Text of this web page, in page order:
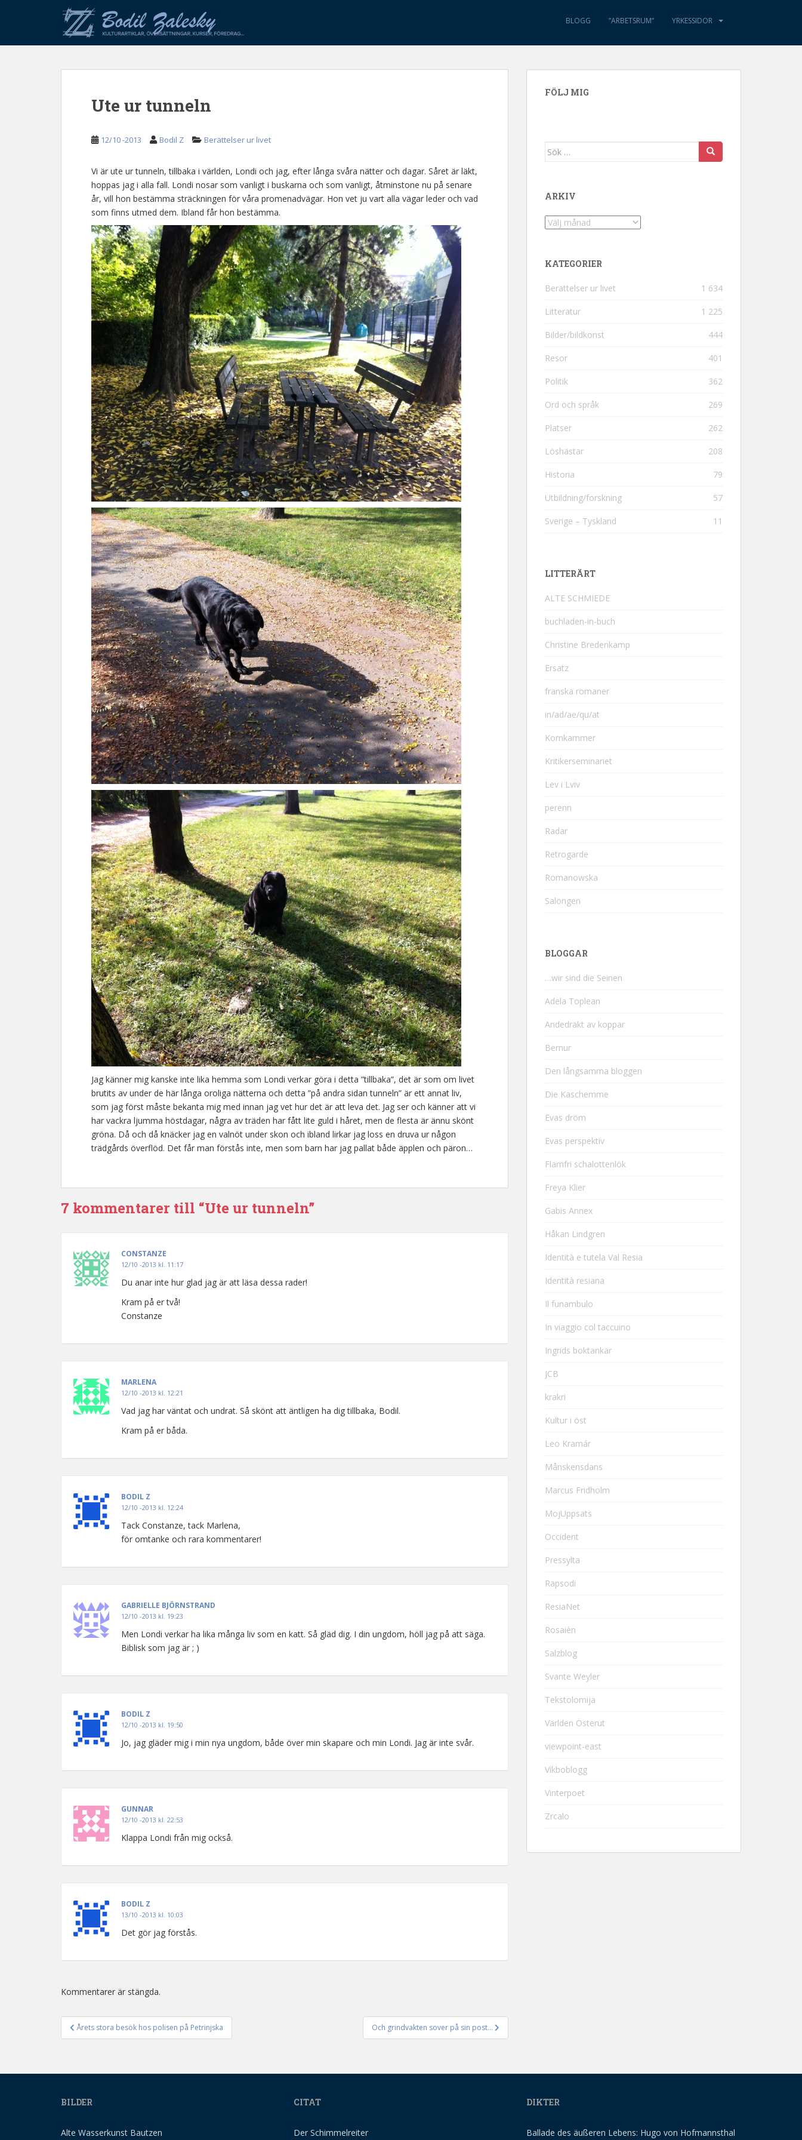
p
BLOGG ”ARBETSRUM” YRKESSIDOR
Ute ur tunneln
12/10 -2013 Bodil Z Berättelser ur livet
Vi är ute ur tunneln, tillbaka i världen, Londi och jag, efter långa svåra nätter och dagar. Såret är läkt,
hoppas jag i alla fall. Londi nosar som vanligt i buskarna och som vanligt, åtminstone nu på senare
år, vill hon bestämma sträckningen för våra promenadvägar. Hon vet ju vart alla vägar leder och vad
som finns utmed dem. Ibland får hon bestämma.
Jag känner mig kanske inte lika hemma som Londi verkar göra i detta ”tillbaka”, det är som om livet
brutits av under de här långa oroliga nätterna och detta ”på andra sidan tunneln” är ett annat liv,
som jag först måste bekanta mig med innan jag vet hur det är att leva det. Jag ser och känner att vi
har vackra ljumma höstdagar, några av träden har fått lite guld i håret, men de flesta är ännu skönt
gröna. Då och då knäcker jag en valnöt under skon och ibland lirkar jag loss en druva ur någon
trädgårds överflöd. Det får man förstås inte, men som barn har jag pallat både äpplen och päron…
7 kommentarer till “Ute ur tunneln”
CONSTANZE
12/10 -2013 kl. 11:17
Du anar inte hur glad jag är att läsa dessa rader!
Kram på er två!
Constanze
MARLENA
12/10 -2013 kl. 12:21
Vad jag har väntat och undrat. Så skönt att äntligen ha dig tillbaka, Bodil.
Kram på er båda.
BODIL Z
12/10 -2013 kl. 12:24
Tack Constanze, tack Marlena,
för omtanke och rara kommentarer!
GABRIELLE BJÖRNSTRAND
12/10 -2013 kl. 19:23
Men Londi verkar ha lika många liv som en katt. Så gläd dig. I din ungdom, höll jag på att säga.
Biblisk som jag är ; )
BODIL Z
12/10 -2013 kl. 19:50
Jo, jag gläder mig i min nya ungdom, både över min skapare och min Londi. Jag är inte svår.
GUNNAR
12/10 -2013 kl. 22:53
Klappa Londi från mig också.
BODIL Z
13/10 -2013 kl. 10:03
Det gör jag förstås.
Kommentarer är stängda.
Inläggsnavigering
Årets stora besök hos polisen på Petrinjska Och grindvakten sover på sin post…
FÖLJ MIG
Sök efter:
ARKIV
Arkiv
KATEGORIER
Berättelser ur livet 1 634
Litteratur 1 225
Bilder/bildkonst 444
Resor 401
Politik 362
Ord och språk 269
Platser 262
Löshästar 208
Historia 79
Utbildning/forskning 57
Sverige – Tyskland 11
LITTERÄRT
ALTE SCHMIEDE
buchladen-in-buch
Christine Bredenkamp
Ersatz
franska romaner
in/ad/ae/qu/at
Kornkammer
Kritikerseminariet
Lev i Lviv
perenn
Radar
Retrogarde
Romanowska
Salongen
BLOGGAR
…wir sind die Seinen
Adela Toplean
Andedräkt av koppar
Bernur
Den långsamma bloggen
Die Kaschemme
Evas dröm
Evas perspektiv
Flarnfri schalottenlök
Freya Klier
Gabis Annex
Håkan Lindgren
Identità e tutela Val Resia
Identità resiana
Il funambulo
In viaggio col taccuino
Ingrids boktankar
JCB
krakri
Kultur i öst
Leo Kramár
Månskensdans
Marcus Fridholm
MojUppsats
Occident
Pressylta
Rapsodi
ResiaNet
Rosaièn
Salzblog
Svante Weyler
Tekstolomija
Världen Österut
viewpoint-east
Vikboblogg
Vinterpoet
Zrcalo
BILDER
Alte Wasserkunst Bautzen
CITAT
Der Schimmelreiter
DIKTER
Ballade des äußeren Lebens: Hugo von Hofmannsthal